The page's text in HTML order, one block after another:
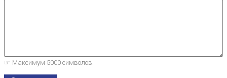
Максимум 5000 символов.